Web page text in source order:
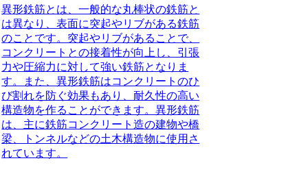
異形鉄筋とは、一般的な丸棒状の鉄筋と
は異なり、表面に突起やリブがある鉄筋
のことです。突起やリブがあることで、
コンクリートとの接着性が向上し、引張
力や圧縮力に対して強い鉄筋となりま
す。また、異形鉄筋はコンクリートのひ
び割れを防ぐ効果もあり、耐久性の高い
構造物を作ることができます。異形鉄筋
は、主に鉄筋コンクリート造の建物や橋
梁、トンネルなどの土木構造物に使用さ
れています。